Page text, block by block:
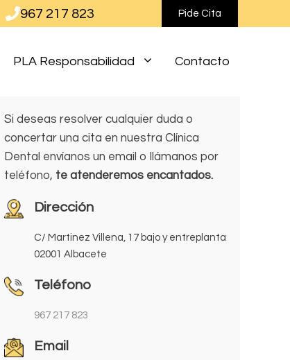
967 217 823 Pide Cita
PLA Responsabilidad Contacto
Si deseas resolver cualquier duda o
concertar una cita en nuestra Clínica
Dental envíanos un email o llámanos por
teléfono, te atenderemos encantados.
Dirección
C/ Martinez Villena, 17 bajo y entreplanta
02001 Albacete
Teléfono
967 217 823
Email